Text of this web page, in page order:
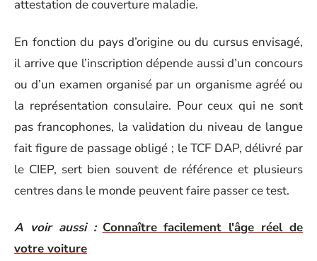
attestation de couverture maladie.
En fonction du pays d’origine ou du cursus envisagé,
il arrive que l’inscription dépende aussi d’un concours
ou d’un examen organisé par un organisme agréé ou
la représentation consulaire. Pour ceux qui ne sont
pas francophones, la validation du niveau de langue
fait figure de passage obligé ; le TCF DAP, délivré par
le CIEP, sert bien souvent de référence et plusieurs
centres dans le monde peuvent faire passer ce test.
A voir aussi : Connaître facilement l'âge réel de
votre voiture